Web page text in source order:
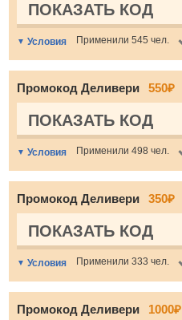
ПОКАЗАТЬ КОД
Условия Применили 545 чел.
Промокод Деливери 550₽
ПОКАЗАТЬ КОД
Условия Применили 498 чел.
Промокод Деливери 350₽
ПОКАЗАТЬ КОД
Условия Применили 333 чел.
Промокод Деливери 1000₽